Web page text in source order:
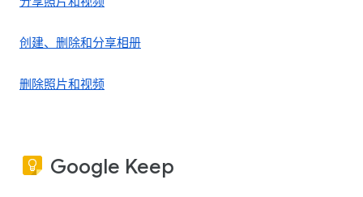
创建、删除和分享相册
删除照片和视频
Google Keep